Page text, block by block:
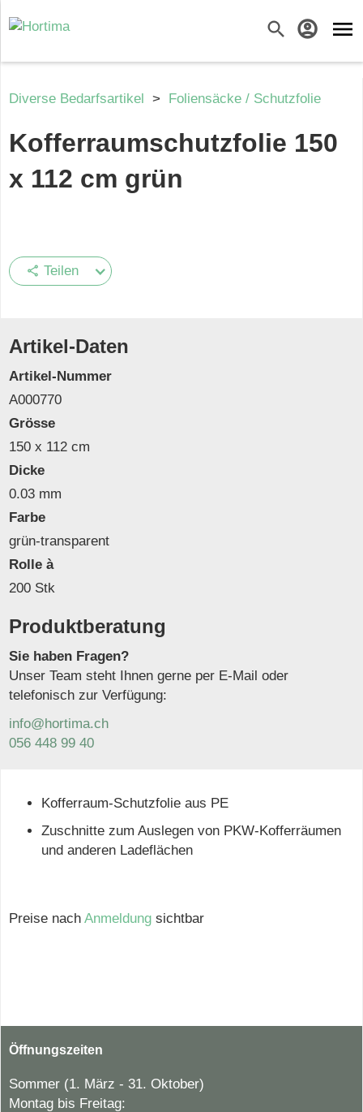
search account_circle menu
Diverse Bedarfsartikel > Foliensäcke / Schutzfolie
Kofferraumschutzfolie 150
x 112 cm grün
share Teilen
Artikel-Daten
Artikel-Nummer
A000770
Grösse
150 x 112 cm
Dicke
0.03 mm
Farbe
grün-transparent
Rolle à
200 Stk
Produktberatung
Sie haben Fragen?
Unser Team steht Ihnen gerne per E-Mail oder
telefonisch zur Verfügung:
info@hortima.ch
056 448 99 40
Kofferraum-Schutzfolie aus PE
Zuschnitte zum Auslegen von PKW-Kofferräumen
und anderen Ladeflächen
Preise nach Anmeldung sichtbar
Öffnungszeiten
Sommer (1. März - 31. Oktober)
Montag bis Freitag: